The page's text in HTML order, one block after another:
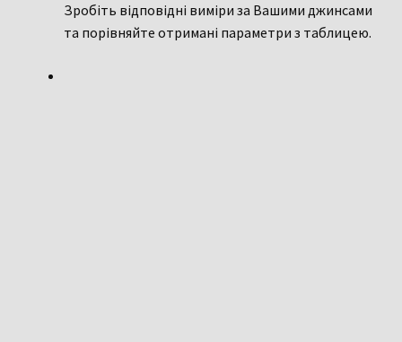
Зробіть відповідні виміри за Вашими джинсами
та порівняйте отримані параметри з таблицею.